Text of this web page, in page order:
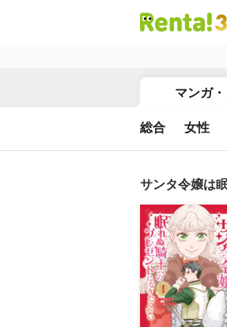
マンガ
総合 女性
サンタ令嬢は